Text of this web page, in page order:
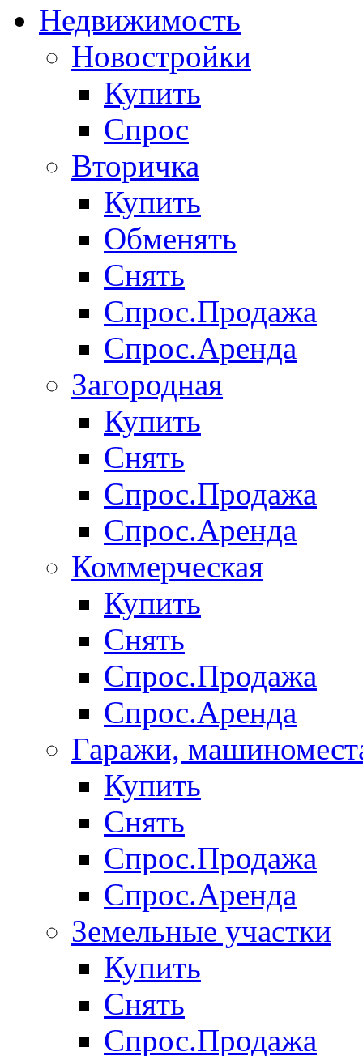
Недвижимость
Новостройки
Купить
Спрос
Вторичка
Купить
Обменять
Снять
Спрос.Продажа
Спрос.Аренда
Загородная
Купить
Снять
Спрос.Продажа
Спрос.Аренда
Коммерческая
Купить
Снять
Спрос.Продажа
Спрос.Аренда
Гаражи,
Купить
Снять
Спрос.Продажа
Спрос.Аренда
Земельные участки
Купить
Снять
Спрос.Продажа